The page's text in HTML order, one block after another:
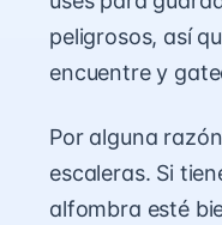
peligrosos, así
encuentre y
Por alguna
escaleras. Si
alfombra esté